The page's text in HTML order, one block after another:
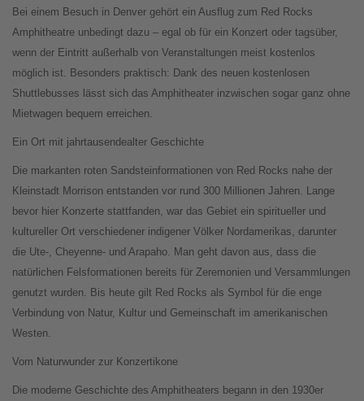
Bei einem Besuch in Denver gehört ein Ausflug zum Red Rocks
Amphitheatre unbedingt dazu – egal ob für ein Konzert oder tagsüber,
wenn der Eintritt außerhalb von Veranstaltungen meist kostenlos
möglich ist. Besonders praktisch: Dank des neuen kostenlosen
Shuttlebusses lässt sich das Amphitheater inzwischen sogar ganz ohne
Mietwagen bequem erreichen.
Ein Ort mit jahrtausendealter Geschichte
Die markanten roten Sandsteinformationen von Red Rocks nahe der
Kleinstadt Morrison entstanden vor rund 300 Millionen Jahren. Lange
bevor hier Konzerte stattfanden, war das Gebiet ein spiritueller und
kultureller Ort verschiedener indigener Völker Nordamerikas, darunter
die Ute-, Cheyenne- und Arapaho. Man geht davon aus, dass die
natürlichen Felsformationen bereits für Zeremonien und Versammlungen
genutzt wurden. Bis heute gilt Red Rocks als Symbol für die enge
Verbindung von Natur, Kultur und Gemeinschaft im amerikanischen
Westen.
Vom Naturwunder zur Konzertikone
Die moderne Geschichte des Amphitheaters begann in den 1930er